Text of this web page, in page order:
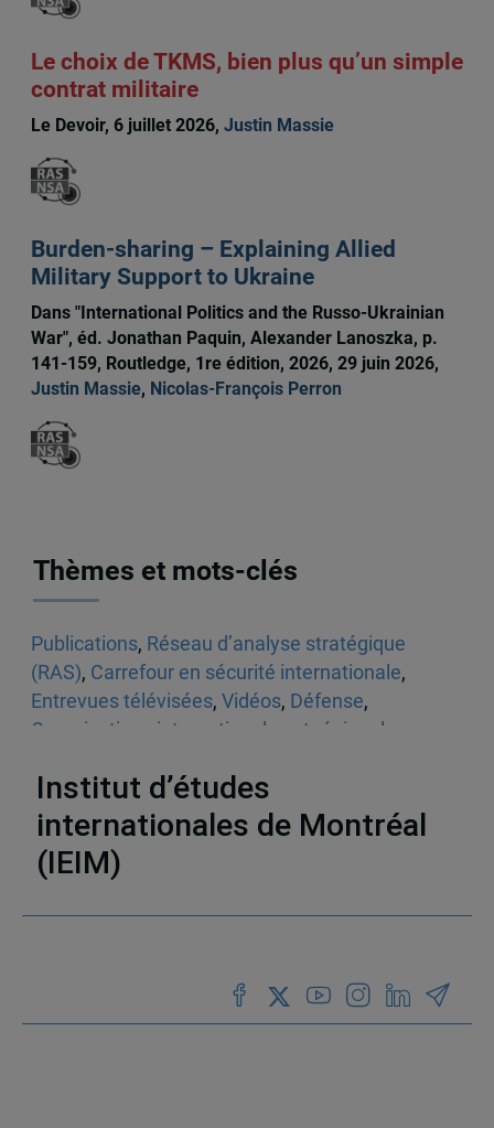
Le choix de TKMS, bien plus qu’un simple
contrat militaire
Le Devoir, 6 juillet 2026, Justin Massie
Burden-sharing – Explaining Allied
Military Support to Ukraine
Dans "International Politics and the Russo-Ukrainian
War", éd. Jonathan Paquin, Alexander Lanoszka, p.
141-159, Routledge, 1re édition, 2026, 29 juin 2026,
Justin Massie, Nicolas-François Perron
Thèmes et mots-clés
Publications, Réseau d’analyse stratégique
(RAS), Carrefour en sécurité internationale,
Entrevues télévisées, Vidéos, Défense,
Organisations internationales et régionales
Institut d’études
internationales de Montréal
(IEIM)